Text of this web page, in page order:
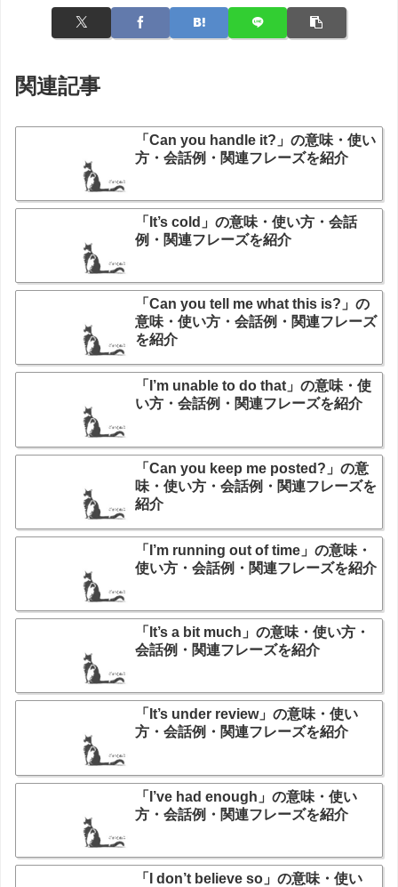
関連記事
「Can you handle it?」の意味・使い
方・会話例・関連フレーズを紹介
「It’s cold」の意味・使い方・会話
例・関連フレーズを紹介
「Can you tell me what this is?」の
意味・使い方・会話例・関連フレーズ
を紹介
「I’m unable to do that」の意味・使
い方・会話例・関連フレーズを紹介
「Can you keep me posted?」の意
味・使い方・会話例・関連フレーズを
紹介
「I’m running out of time」の意味・
使い方・会話例・関連フレーズを紹介
「It’s a bit much」の意味・使い方・
会話例・関連フレーズを紹介
「It’s under review」の意味・使い
方・会話例・関連フレーズを紹介
「I’ve had enough」の意味・使い
方・会話例・関連フレーズを紹介
「I don’t believe so」の意味・使い